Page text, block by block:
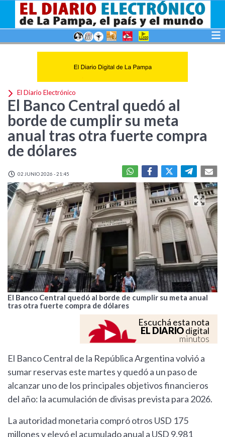
El Diario Electrónico
El Banco Central quedó al
borde de cumplir su meta
anual tras otra fuerte compra
de dólares
02 JUNIO 2026 - 21:45
El Banco Central quedó al borde de cumplir su meta anual
tras otra fuerte compra de dólares
Escuchá esta nota
EL DIARIOdigital
minutos
El Banco Central de la República Argentina volvió a
sumar reservas este martes y quedó a un paso de
alcanzar uno de los principales objetivos financieros
del año: la acumulación de divisas prevista para 2026.
La autoridad monetaria compró otros USD 175
millones y elevó el acumulado anual a USD 9.981